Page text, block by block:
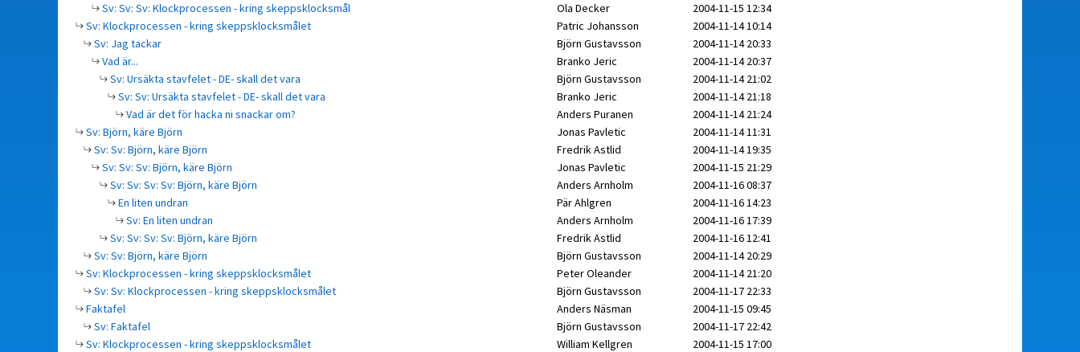
Sv: Sv: Sv: Klockprocessen - kring skeppsklocksmål
Ola Decker
2004-11-15 12:34
Sv: Klockprocessen - kring skeppsklocksmålet
Patric Johansson
2004-11-14 10:14
Sv: Jag tackar
Björn Gustavsson
2004-11-14 20:33
Vad är...
Branko Jeric
2004-11-14 20:37
Sv: Ursäkta stavfelet - DE- skall det vara
Björn Gustavsson
2004-11-14 21:02
Sv: Sv: Ursäkta stavfelet - DE- skall det vara
Branko Jeric
2004-11-14 21:18
Vad är det för hacka ni snackar om?
Anders Puranen
2004-11-14 21:24
Sv: Björn, käre Björn
Jonas Pavletic
2004-11-14 11:31
Sv: Sv: Björn, käre Björn
Fredrik Astlid
2004-11-14 19:35
Sv: Sv: Sv: Björn, käre Björn
Jonas Pavletic
2004-11-15 21:29
Sv: Sv: Sv: Sv: Björn, käre Björn
Anders Arnholm
2004-11-16 08:37
En liten undran
Pär Ahlgren
2004-11-16 14:23
Sv: En liten undran
Anders Arnholm
2004-11-16 17:39
Sv: Sv: Sv: Sv: Björn, käre Björn
Fredrik Astlid
2004-11-16 12:41
Sv: Sv: Björn, käre Björn
Björn Gustavsson
2004-11-14 20:29
Sv: Klockprocessen - kring skeppsklocksmålet
Peter Oleander
2004-11-14 21:20
Sv: Sv: Klockprocessen - kring skeppsklocksmålet
Björn Gustavsson
2004-11-17 22:33
Faktafel
Anders Näsman
2004-11-15 09:45
Sv: Faktafel
Björn Gustavsson
2004-11-17 22:42
Sv: Klockprocessen - kring skeppsklocksmålet
William Kellgren
2004-11-15 17:00